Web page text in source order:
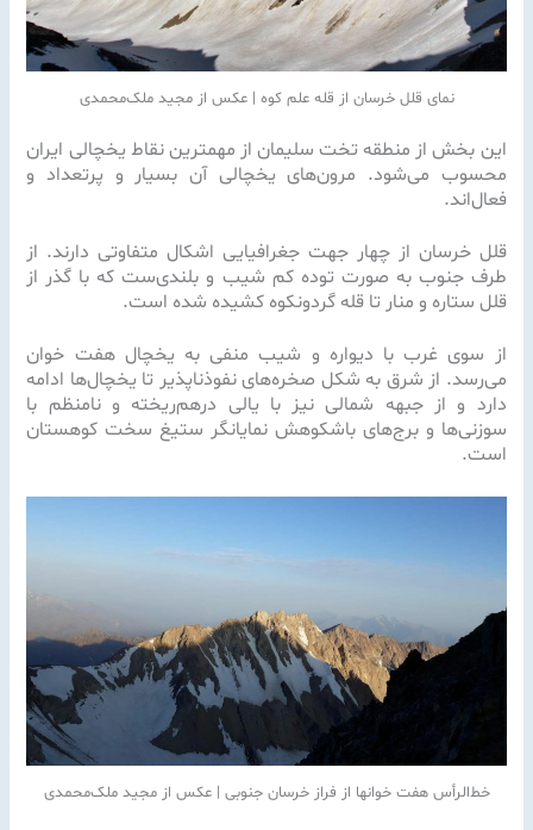
نمای قلل خرسان از قله علم کوه | عکس از مجید ملک‌محمدی
این بخش از منطقه تخت سلیمان از مهمترین نقاط یخچالی ایران
محسوب می‌شود. مرون‌های یخچالی آن بسیار و پرتعداد و
فعال‌اند.
قلل خرسان از چهار جهت جغرافیایی اشکال متفاوتی دارند. از
طرف جنوب به صورت توده کم شیب و بلندی‌ست که با گذر از
قلل ستاره و منار تا قله گردونکوه کشیده شده است.
از سوی غرب با دیواره و شیب منفی به یخچال هفت خوان
می‌رسد. از شرق به شکل صخره‌های نفوذناپذیر تا یخچال‌ها ادامه
دارد و از جبهه شمالی نیز با یالی درهم‌ریخته و نامنظم با
سوزنی‌ها و برج‌های باشکوهش نمایانگر ستیغ سخت کوهستان
است.
خط‌الرأس هفت خوانها از فراز خرسان جنوبی | عکس از مجید ملک‌محمدی